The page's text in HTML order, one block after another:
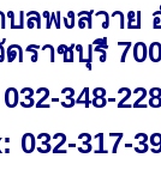
ลพงสวาย
ดราชบุรี
032-348-
: 032-317-